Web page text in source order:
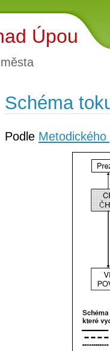
Úpou
Schéma
Podle